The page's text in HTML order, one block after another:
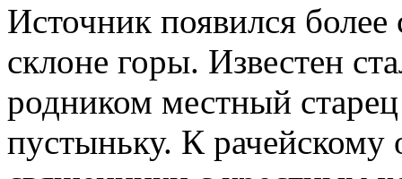
Источник появился более
склоне горы. Известен
родником местный
пустыньку. К